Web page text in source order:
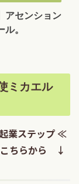
アセンション
。
ミカエル
業ステップ ≪
こちらから ↓